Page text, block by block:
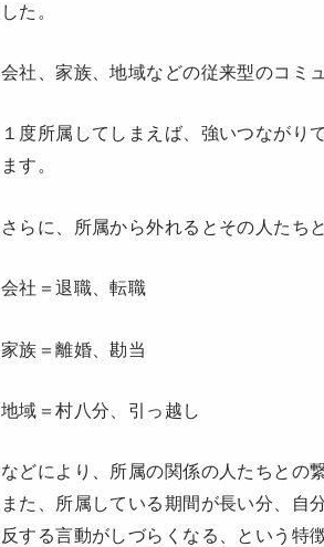
した。
会社、家族、地域などの従来型のコミ
１度所属してしまえば、強いつながり
ます。
さらに、所属から外れるとその人たち
会社＝退職、転職
家族＝離婚、勘当
地域＝村八分、引っ越し
などにより、所属の関係の人たちとの
また、所属している期間が長い分、自
反する言動がしづらくなる、という特